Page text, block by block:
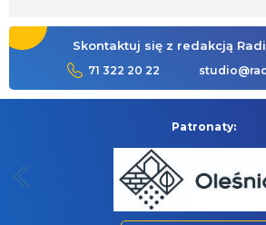
Skontaktuj się z redakcją
71 322 20 22
Patronaty: